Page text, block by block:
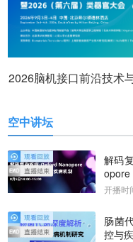
2026脑机接口前沿技术
空中讲坛
解码
示疾
开播时
肠菌
控与